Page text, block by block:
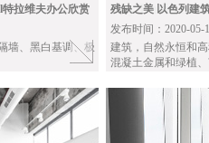
拉维夫办公欣赏
墙、黑白基调、极
Roy David
残缺之美 以色列建
发布时间：2020-05-
建筑，自然永恒和
混凝土金属和绿植